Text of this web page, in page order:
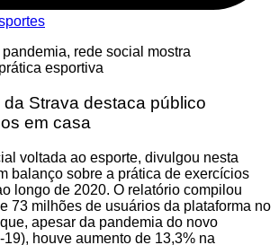
Strava destaca público
em casa
voltada ao esporte, divulgou nesta
balanço sobre a prática de exercícios
longo de 2020. O relatório compilou
73 milhões de usuários da plataforma no
apesar da pandemia do novo
houve aumento de 13,3% na